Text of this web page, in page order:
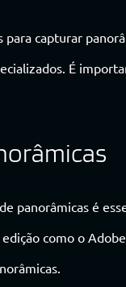
para capturar
É
panorâmicas é
como o